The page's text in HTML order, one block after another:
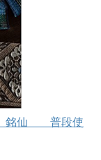
、銘仙 普段使